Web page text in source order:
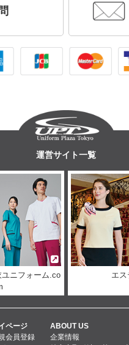
運営サイト一覧
フォーム.co
エステユ
ページ
会員登録
ABOUT US
企業情報